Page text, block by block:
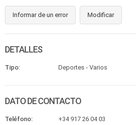
Informar de un error Modificar
DETALLES
Tipo: Deportes - Varios
DATO DE CONTACTO
Teléfono:
+34 917 26 04 03